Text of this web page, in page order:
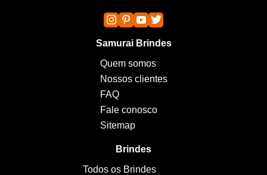
Samurai Brindes
Quem somos
Nossos clientes
FAQ
Fale conosco
Sitemap
Brindes
Todos os Brindes